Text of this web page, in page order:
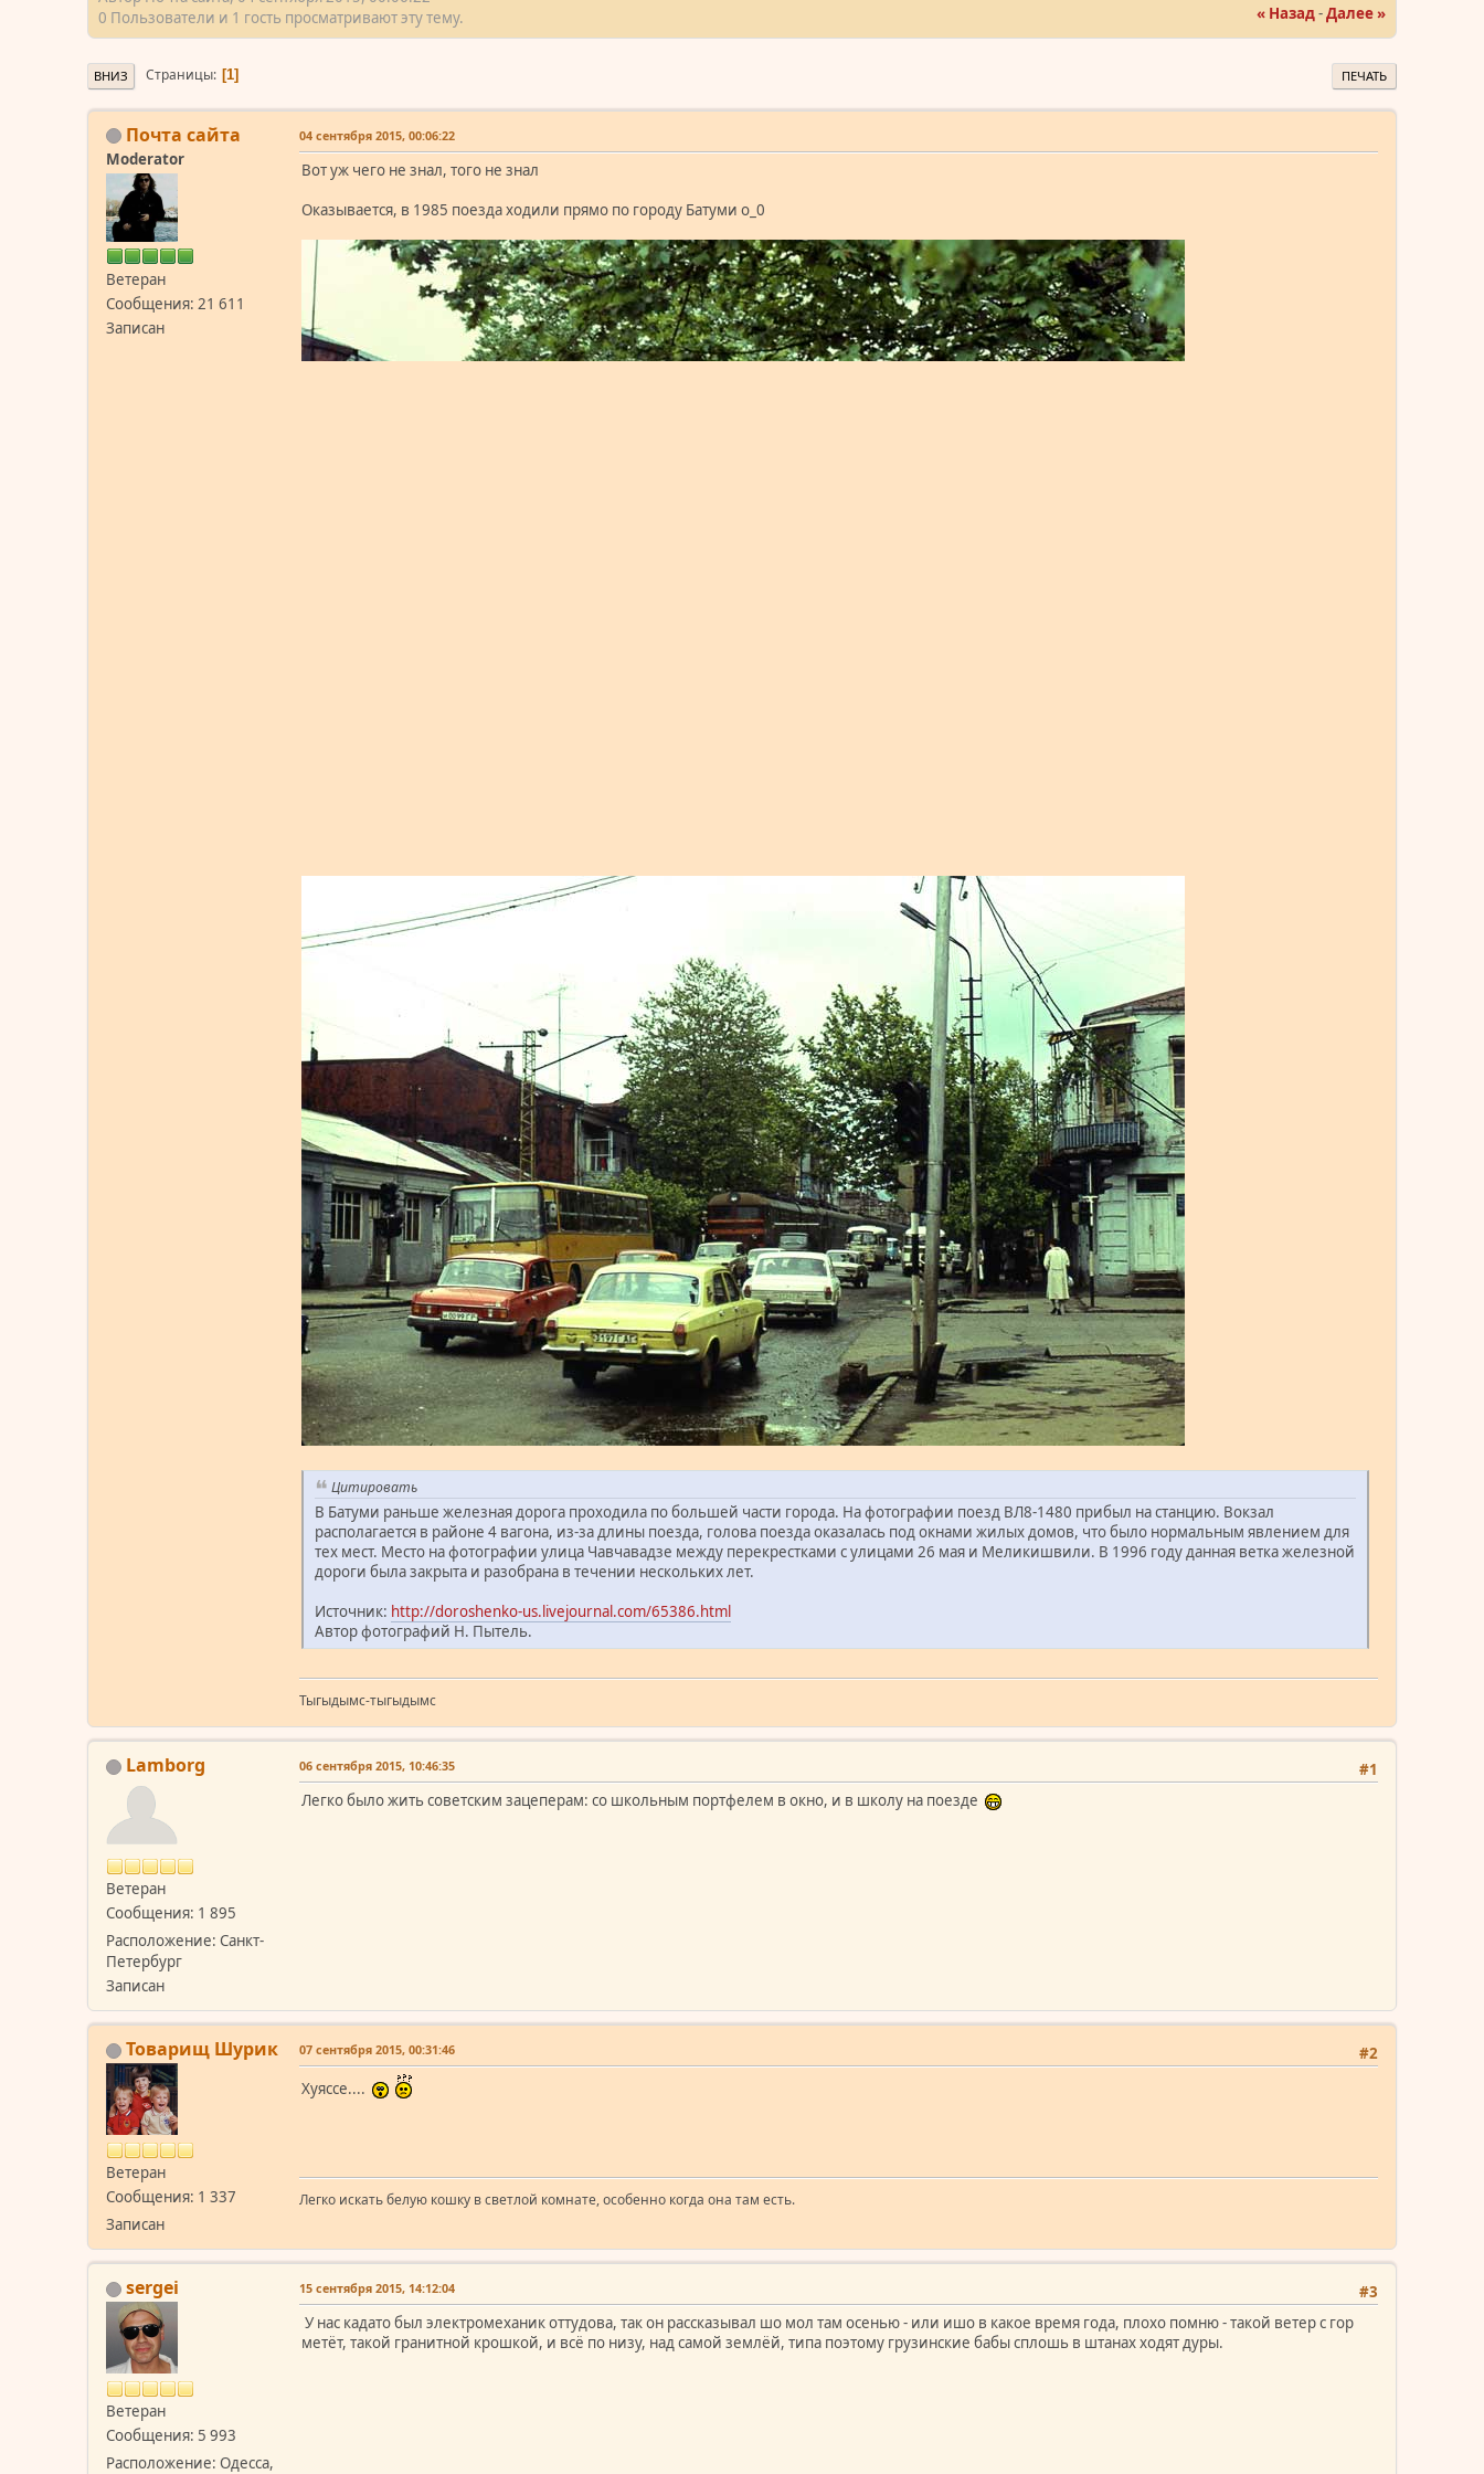
« Назад-Далее »
0 Пользователи и 1 гость просматривают эту тему.
ПЕЧАТЬ
ВНИЗ Страницы 1
Почта сайта
Moderator
Ветеран
Сообщения: 21 611
Записан
04 сентября 2015, 00:06:22
Вот уж чего не знал, того не знал
Оказывается, в 1985 поезда ходили прямо по городу Батуми о_0
Цитировать
В Батуми раньше железная дорога проходила по большей части города. На фотографии поезд ВЛ8-1480 прибыл на станцию. Вокзал
располагается в районе 4 вагона, из-за длины поезда, голова поезда оказалась под окнами жилых домов, что было нормальным явлением для
тех мест. Место на фотографии улица Чавчавадзе между перекрестками с улицами 26 мая и Меликишвили. В 1996 году данная ветка железной
дороги была закрыта и разобрана в течении нескольких лет.
Источник: http://doroshenko-us.livejournal.com/65386.html
Автор фотографий Н. Пытель.
Тыгыдымс-тыгыдымс
Lamborg
Ветеран
Сообщения: 1 895
Расположение: Санкт-
Петербург
Записан
#1
06 сентября 2015, 10:46:35
Легко было жить советским зацеперам: со школьным портфелем в окно, и в школу на поезде
Товарищ Шурик
Ветеран
Сообщения: 1 337
Записан
#2
07 сентября 2015, 00:31:46
Xуяссе....
Легко искать белую кошку в светлой комнате, особенно когда она там есть.
sergei
Ветеран
Сообщения: 5 993
Расположение: Одесса,
#3
15 сентября 2015, 14:12:04
У нас кадато был электромеханик оттудова, так он рассказывал шо мол там осенью - или ишо в какое время года, плохо помню - такой ветер с гор
метёт, такой гранитной крошкой, и всё по низу, над самой землёй, типа поэтому грузинские бабы сплошь в штанах ходят дуры.